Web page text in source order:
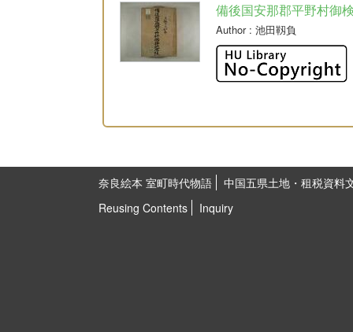
備後国安那郡平野村御
Author: 池田靱負
奈良絵本 室町時代物語
中国五県土地・租税資料
Reusing Contents
Inquiry